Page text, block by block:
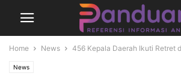
Home News 456 Kepala Daerah Ikuti Retret
News